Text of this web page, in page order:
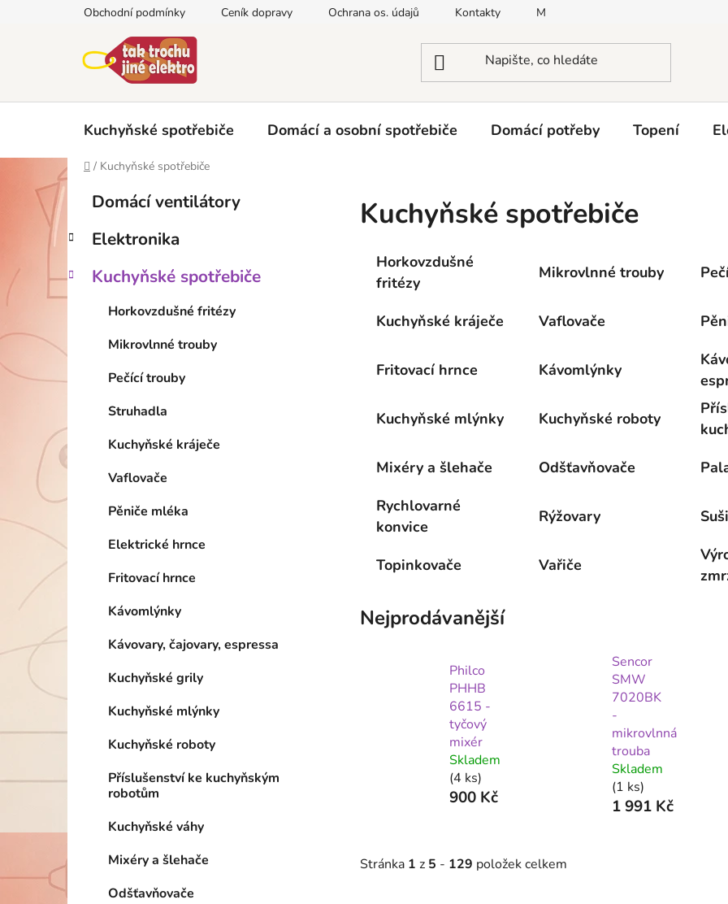
Obchodní podmínky Ceník dopravy Ochrana os. údajů Kontakty Moje objednávka
Kuchyňské spotřebiče Domácí a osobní spotřebiče Domácí potřeby Topení
Domů
/ Kuchyňské spotřebiče
s
r
a
í
p
n
e
l
Přeskočit
kategorie
e
o
r
Domácí ventilátory
Elektronika
Kuchyňské spotřebiče
Horkovzdušné fritézy
Mikrovlnné trouby
Pečící trouby
Struhadla
Kuchyňské kráječe
Vaflovače
Pěniče mléka
Elektrické hrnce
Fritovací hrnce
Kávomlýnky
Kávovary, čajovary, espressa
Kuchyňské grily
Kuchyňské mlýnky
Kuchyňské roboty
Příslušenství ke kuchyňským
robotům
Kuchyňské váhy
Mixéry a šlehače
Odšťavňovače
Kuchyňské spotřebiče
Horkovzdušné
fritézy
Mikrovlnné trouby
Kuchyňské kráječe Vaflovače
Fritovací hrnce Kávomlýnky
Kuchyňské mlýnky Kuchyňské roboty
Mixéry a šlehače Odšťavňovače
Rychlovarné
konvice
Rýžovary
Topinkovače Vařiče
Nejprodávanější
Philco
PHHB
6615 -
tyčový
mixér
Skladem
(4 ks)
900 Kč
Sencor
SMW
7020BK
-
mikrovlnná
trouba
Skladem
(1 ks)
1 991 Kč
Stránka 1 z 5 - 129 položek celkem